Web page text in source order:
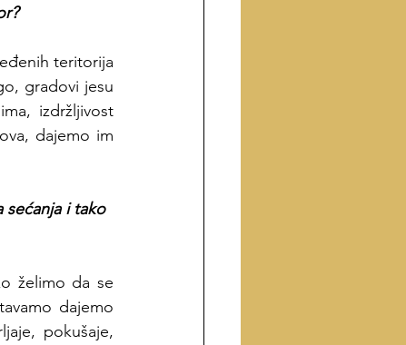
teritorija
gradovi jesu
izdržljivost
dajemo im
sećanja i tako
želimo da se
dajemo
pokušaje,